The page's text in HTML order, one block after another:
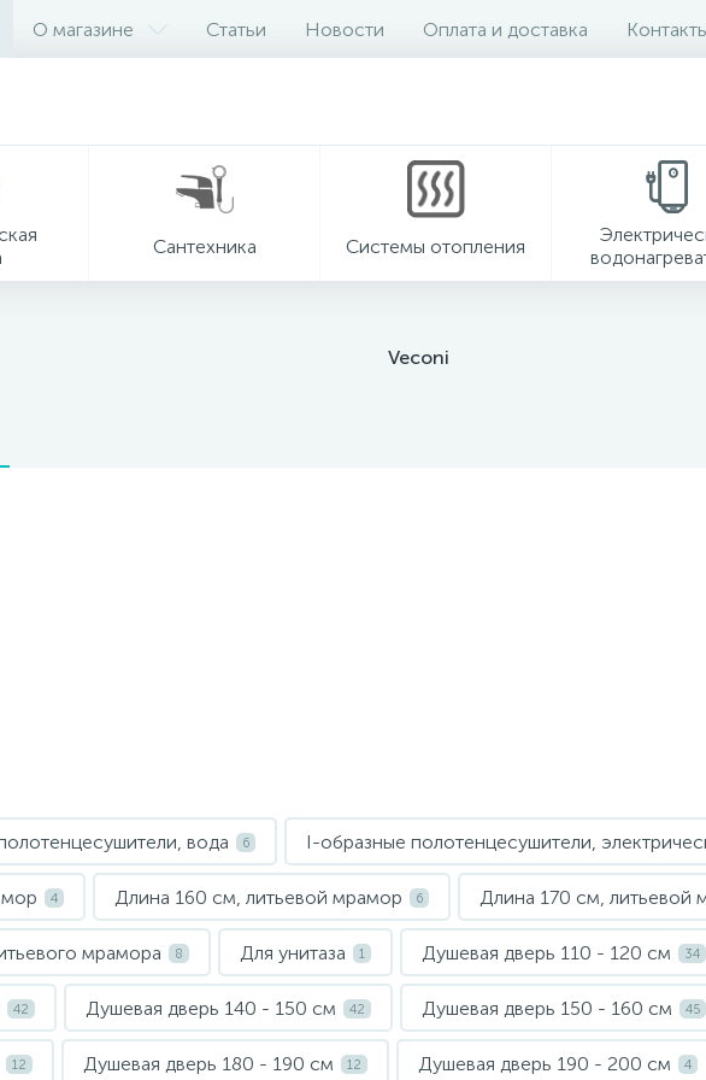
О магазине Статьи Новости Оплата и доставка
Сантехника
Системы отопления
Veconi
вода 6 I-образные полотенцесушители,
4 Длина 160 см, литьевой мрамор 6 Длина 170 см, литьевой
мрамора 8 Для унитаза 1 Душевая дверь 110 - 120 см 34
42 Душевая дверь 140 - 150 см 42 Душевая дверь 150 - 160 см 45
12 Душевая дверь 180 - 190 см 12 Душевая дверь 190 - 200 см 4